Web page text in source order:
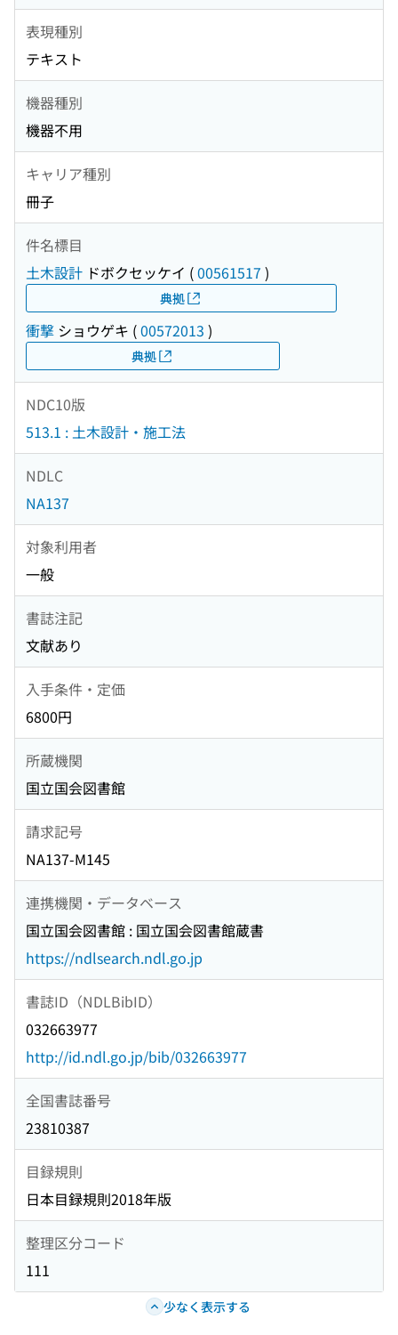
表現種別
テキスト
機器種別
機器不用
キャリア種別
冊子
件名標目
土木設計 ドボクセッケイ (00561517 )
典拠
衝撃 ショウゲキ (00572013 )
典拠
NDC10版
513.1 : 土木設計・施工法
NDLC
NA137
対象利用者
一般
書誌注記
文献あり
入手条件・定価
6800円
所蔵機関
国立国会図書館
請求記号
NA137-M145
連携機関・データベース
国立国会図書館 : 国立国会図書館蔵書
https://ndlsearch.ndl.go.jp
書誌ID（NDLBibID）
032663977
http://id.ndl.go.jp/bib/032663977
全国書誌番号
23810387
目録規則
日本目録規則2018年版
整理区分コード
111
少なく表示する